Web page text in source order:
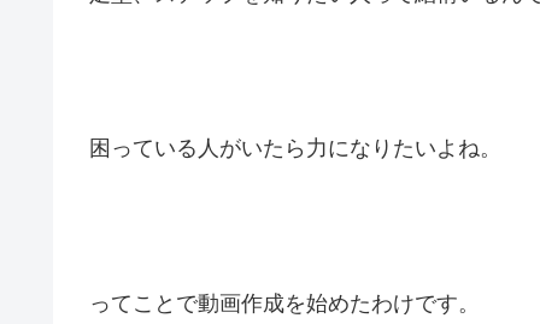
困っている人がいたら力になりたいよね。
ってことで動画作成を始めたわけです。